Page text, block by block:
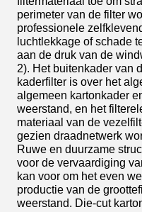
perimeter van de filter
professionele
luchtlekkage of schade
aan de druk van de
2). Het buitenkader van
kaderfilter is over het
algemeen kartonkader
weerstand, en het
materiaal van de
gezien draadnetwerk
Ruwe en duurzame
voor de vervaardiging
kan voor om het even
productie van de
weerstand. Die-cut